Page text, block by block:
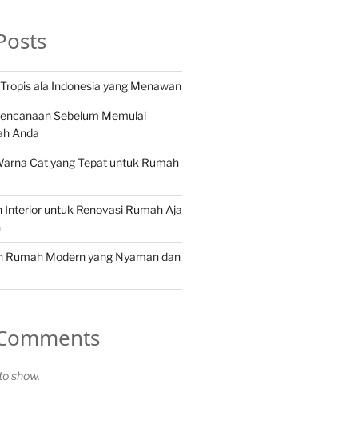
ala Indonesia yang Menawan
Sebelum Memulai
Anda
Cat yang Tepat untuk Rumah
Interior untuk Renovasi Rumah Aja
Rumah Modern yang Nyaman dan
show.